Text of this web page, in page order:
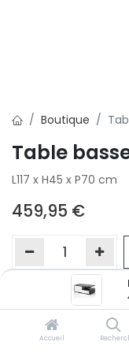
Accueil
Boutique
Table
L117 x H45 x P70 cm
459,95 €
Ajouter à la liste
Si vous ne pouvez
victime de son